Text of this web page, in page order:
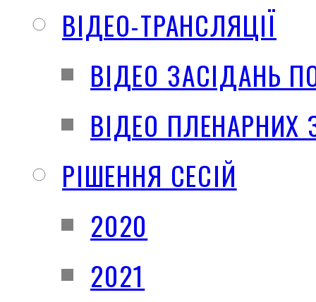
ВІДЕО-ТРАНСЛЯЦІЇ
ВІДЕО ЗАСІДАНЬ
ВІДЕО ПЛЕНАРНИХ
РІШЕННЯ СЕСІЙ
2020
2021